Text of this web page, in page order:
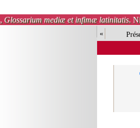
, Glossarium mediæ et infimæ latinitatis.
«